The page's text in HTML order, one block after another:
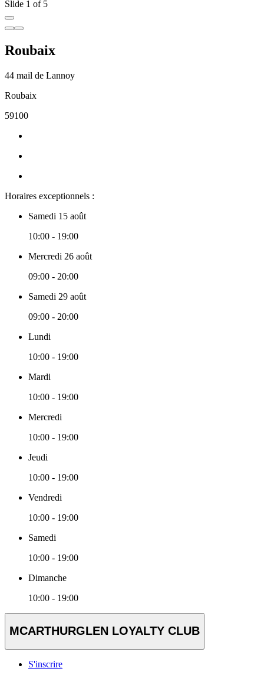
Slide 1 of 5
Roubaix
44 mail de Lannoy
Roubaix
59100
Horaires exceptionnels :
Samedi 15 août
10:00 - 19:00
Mercredi 26 août
09:00 - 20:00
Samedi 29 août
09:00 - 20:00
Lundi
10:00 - 19:00
Mardi
10:00 - 19:00
Mercredi
10:00 - 19:00
Jeudi
10:00 - 19:00
Vendredi
10:00 - 19:00
Samedi
10:00 - 19:00
Dimanche
10:00 - 19:00
MCARTHURGLEN LOYALTY CLUB
S'inscrire